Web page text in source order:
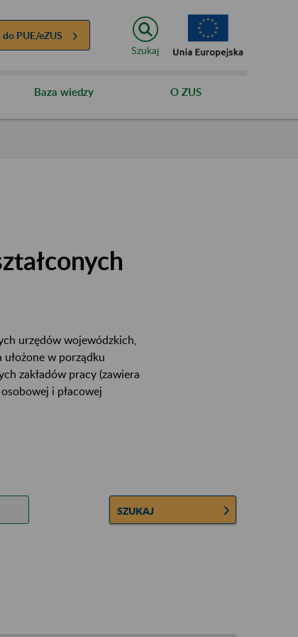
do PUE/eZUS
Szukaj
Baza wiedzy O ZUS
urzędów wojewódzkich,
w porządku
zakładów pracy (zawiera
i płacowej
SZUKAJ